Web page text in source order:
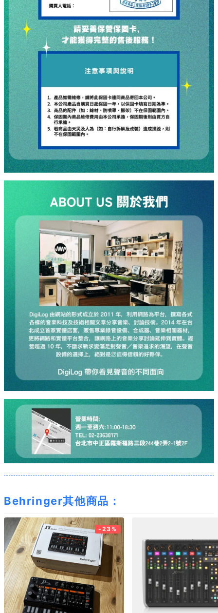
Behringer其他商品：
-23%